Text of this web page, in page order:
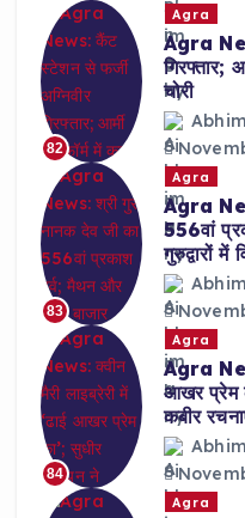
82
Agra
Agra
गिरफ्तार;
चोरी
83
Agra
Agra
556वां
गुरुद्वारों में
84
Agra
Agra
आखर प्रेम
कबीर
Agra